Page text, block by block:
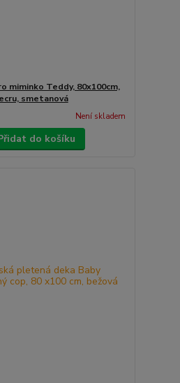
miminko Teddy, 80x100cm,
smetanová
Není skladem
do košíku